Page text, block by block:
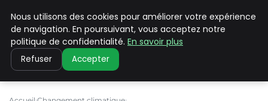
CLIMATE C ADVANCED
Nous utilisons des cookies pour améliorer votre expérience
de navigation. En poursuivant, vous acceptez notre
politique de confidentialité. En savoir plus
Refuser Accepter